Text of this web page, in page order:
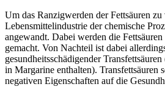
Um das Ranzigwerden der Fettsäuren
Lebensmittelindustrie der chemische
angewandt. Dabei werden die
gemacht. Von Nachteil ist dabei
gesundheitsschädigender
in Margarine enthalten). Transfettsäuren
negativen Eigenschaften auf die